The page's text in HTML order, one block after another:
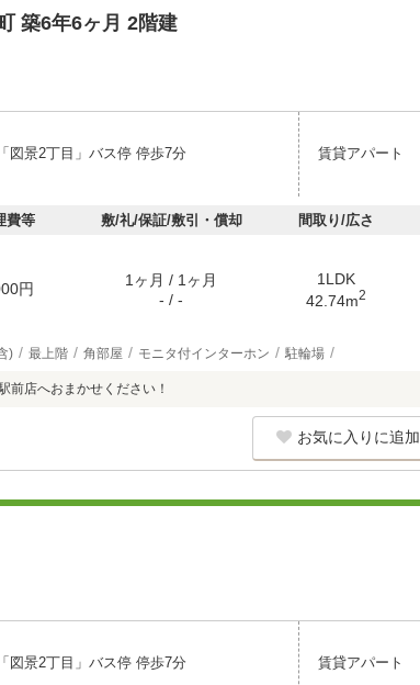
築6年6ヶ月 2階建
図景2丁目」バス停 停歩7分 賃貸アパート
費等 敷/礼/保証/敷引・償却 間取り/広さ
円
1ヶ月 / 1ヶ月
- / -
1LDK
42.74m2
) 最上階 角部屋 モニタ付インターホン 駐輪場
前店へおまかせください！
お気に入りに追加
図景2丁目」バス停 停歩7分 賃貸アパート